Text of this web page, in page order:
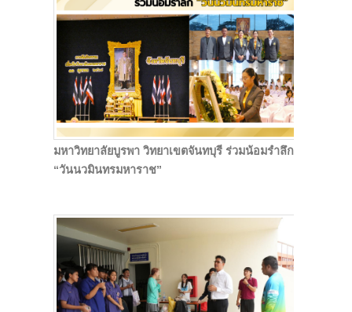
มหาวิทยาลัยบูรพา วิทยาเขตจันทบุรี ร่วมน้อมรำลึก
“วันนวมินทรมหาราช”